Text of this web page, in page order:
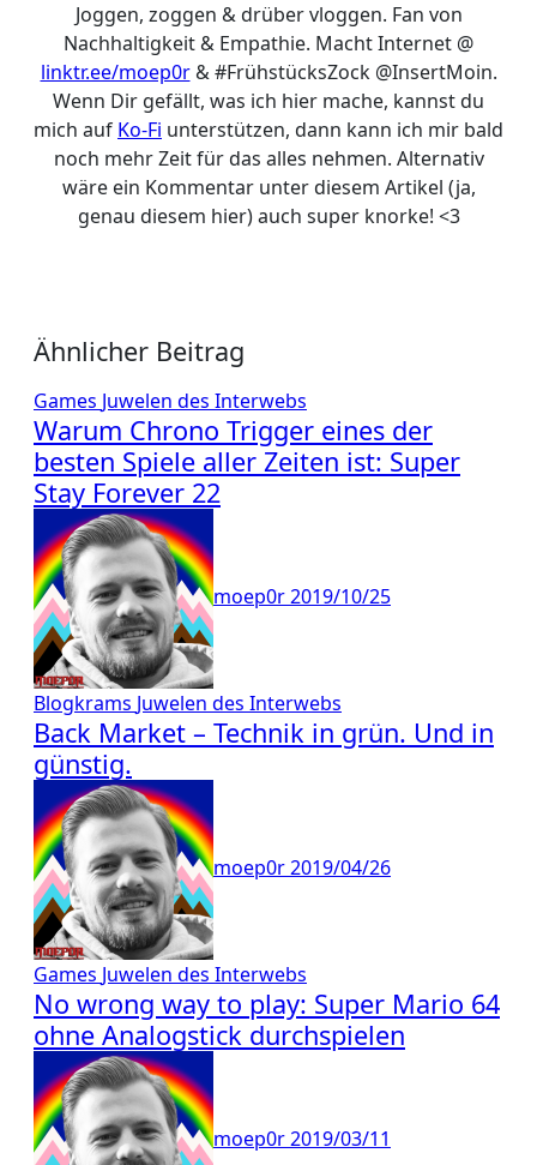
Joggen, zoggen & drüber vloggen. Fan von
Nachhaltigkeit & Empathie. Macht Internet @
linktr.ee/moep0r& #FrühstücksZock @InsertMoin.
Wenn Dir gefällt, was ich hier mache, kannst du
mich auf Ko-Fi unterstützen, dann kann ich mir bald
noch mehr Zeit für das alles nehmen. Alternativ
wäre ein Kommentar unter diesem Artikel (ja,
genau diesem hier) auch super knorke! <3
Ähnlicher Beitrag
Games Juwelen des Interwebs
Warum Chrono Trigger eines der
besten Spiele aller Zeiten ist: Super
Stay Forever 22
moep0r2019/10/25
Blogkrams Juwelen des Interwebs
Back Market – Technik in grün. Und in
günstig.
moep0r2019/04/26
Games Juwelen des Interwebs
No wrong way to play: Super Mario 64
ohne Analogstick durchspielen
moep0r2019/03/11